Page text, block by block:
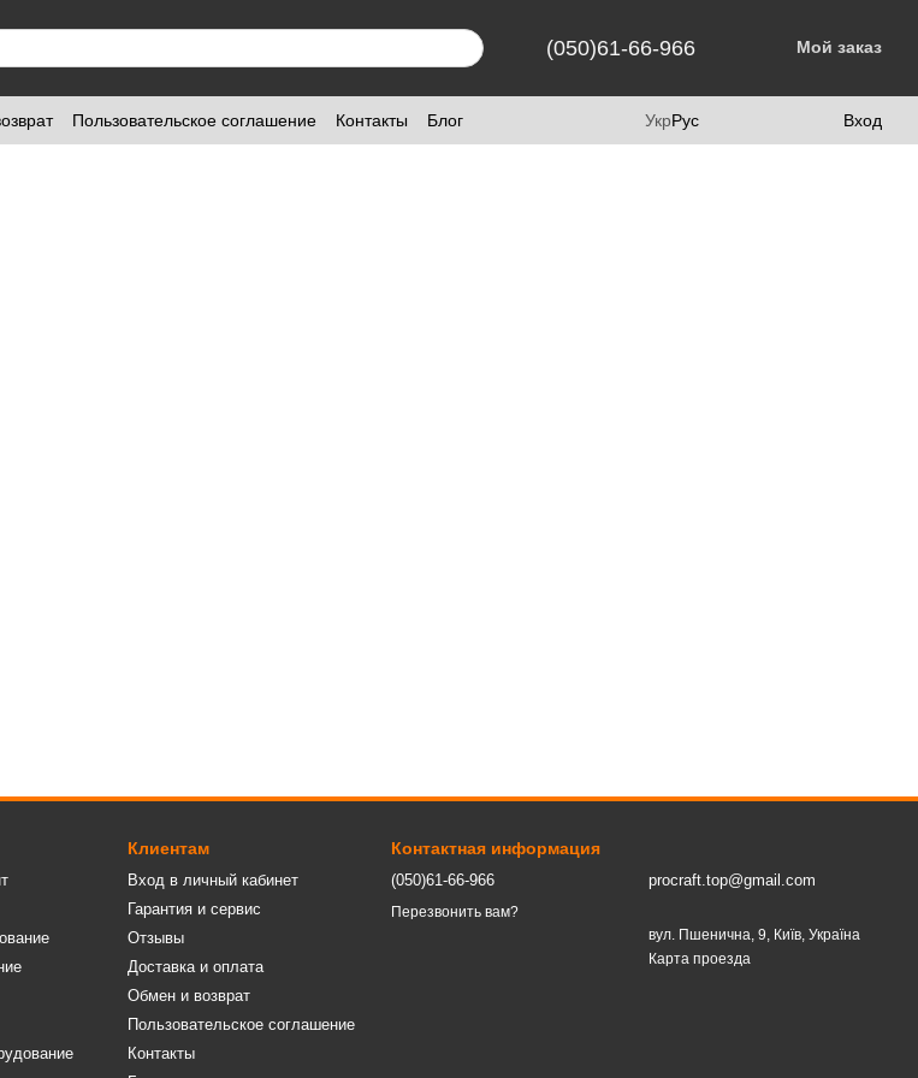
(050)61-66-966 Мой заказ
Пользовательское соглашение Контакты Блог УкрРус Вход
Клиентам
Вход в личный кабинет
Гарантия и сервис
Отзывы
Доставка и оплата
Обмен и возврат
Пользовательское соглашение
Контакты
Контактная информация
(050)61-66-966
Перезвонить вам?
procraft.top@gmail.com
вул. Пшенична, 9, Київ, Україна
Карта проезда